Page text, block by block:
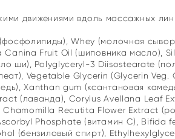
движениями вдоль массажных
Whey (молочная
Canina Fruit Oil (шиповника масло),
ши), Polyglyceryl-3 Diisostearate
Vegetable Glycerin (Glycerin
Xanthan gum (ксантановая
(лаванда), Corylus Avellana Leaf
Recutita Flower Extract
Phosphate (витамин С), Bifida
(бензиловый спирт),